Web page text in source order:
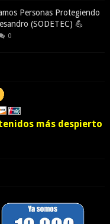
Personas Protegiendo
(SODETEC) 💪
0
más despierto